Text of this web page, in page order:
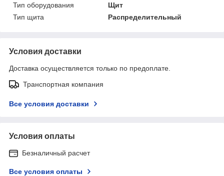
Тип оборудования
Щит
Тип щита
Распределительный
Условия доставки
Доставка осуществляется только по предоплате.
Транспортная компания
Все условия доставки
Условия оплаты
Безналичный расчет
Все условия оплаты